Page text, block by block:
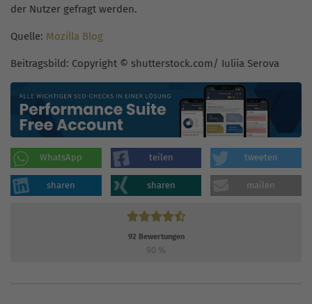
der Nutzer gefragt werden.
Quelle: Mozilla Blog
Beitragsbild: Copyright © shutterstock.com/ Iuliia Serova
WhatsApp teilen tweeten
sharen sharen mailen
92 Bewertungen
90 %